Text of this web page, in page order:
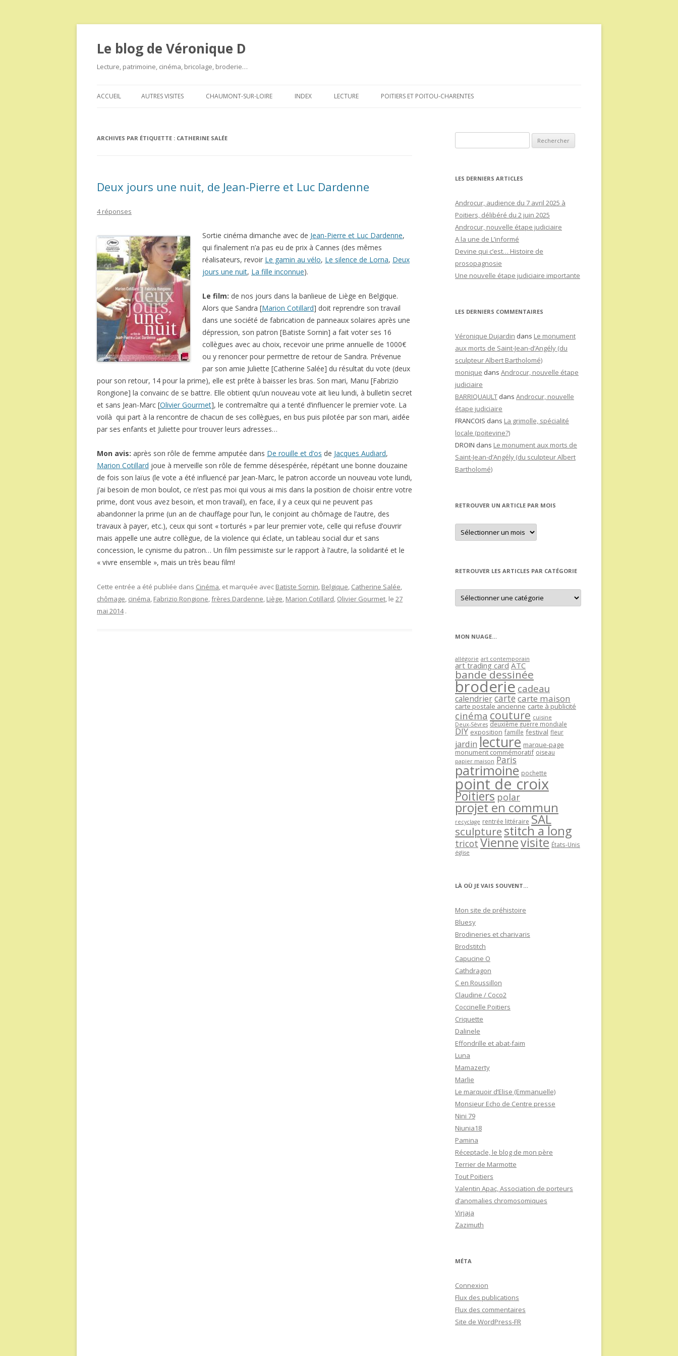
Le blog de Véronique D
Lecture, patrimoine, cinéma, bricolage, broderie…
au
ACCUEIL AUTRES VISITES CHAUMONT-SUR-LOIRE INDEX LECTURE POITIERS ET POITOU-CHARENTES
ARCHIVES PAR ÉTIQUETTE : CATHERINE SALÉE
Deux jours une nuit, de Jean-Pierre et Luc Dardenne
4 réponses
Sortie cinéma dimanche avec de Jean-Pierre et Luc Dardenne,
qui finalement n’a pas eu de prix à Cannes (des mêmes
réalisateurs, revoir Le gamin au vélo, Le silence de Lorna, Deux
jours une nuit, La fille inconnue).
Le film: de nos jours dans la banlieue de Liège en Belgique.
Alors que Sandra [Marion Cotillard] doit reprendre son travail
dans une société de fabrication de panneaux solaires après une
dépression, son patron [Batiste Sornin] a fait voter ses 16
collègues avec au choix, recevoir une prime annuelle de 1000€
ou y renoncer pour permettre de retour de Sandra. Prévenue
par son amie Juliette [Catherine Salée] du résultat du vote (deux
pour son retour, 14 pour la prime), elle est prête à baisser les bras. Son mari, Manu [Fabrizio
Rongione] la convainc de se battre. Elle obtient qu’un nouveau vote ait lieu lundi, à bulletin secret
et sans Jean-Marc [Olivier Gourmet], le contremaître qui a tenté d’influencer le premier vote. La
voilà qui part à la rencontre de chacun de ses collègues, en bus puis pilotée par son mari, aidée
par ses enfants et Juliette pour trouver leurs adresses…
Mon avis: après son rôle de femme amputée dans De rouille et d’os de Jacques Audiard,
Marion Cotillard joue à merveille son rôle de femme désespérée, répétant une bonne douzaine
de fois son laïus (le vote a été influencé par Jean-Marc, le patron accorde un nouveau vote lundi,
j’ai besoin de mon boulot, ce n’est pas moi qui vous ai mis dans la position de choisir entre votre
prime, dont vous avez besoin, et mon travail), en face, il y a ceux qui ne peuvent pas
abandonner la prime (un an de chauffage pour l’un, le conjoint au chômage de l’autre, des
travaux à payer, etc.), ceux qui sont « torturés » par leur premier vote, celle qui refuse d’ouvrir
mais appelle une autre collègue, de la violence qui éclate, un tableau social dur et sans
concession, le cynisme du patron… Un film pessimiste sur le rapport à l’autre, la solidarité et le
« vivre ensemble », mais un très beau film!
Cette entrée a été publiée dans Cinéma, et marquée avec Batiste Sornin, Belgique, Catherine Salée,
chômage, cinéma, Fabrizio Rongione,frères Dardenne, Liège, Marion Cotillard, Olivier Gourmet, le 27
mai 2014 .
LES DERNIERS ARTICLES
Androcur, audience du 7 avril 2025 à
Poitiers, délibéré du 2 juin 2025
Androcur, nouvelle étape judiciaire
A la une de L’informé
Devine qui c’est… Histoire de
prosopagnosie
Une nouvelle étape judiciaire importante
LES DERNIERS COMMENTAIRES
Véronique Dujardin dans Le monument
aux morts de Saint-Jean-d’Angély (du
sculpteur Albert Bartholomé)
monique dans Androcur, nouvelle étape
judiciaire
BARRIQUAULT dans Androcur, nouvelle
étape judiciaire
FRANCOIS dans La grimolle, spécialité
locale (poitevine?)
DROIN dans Le monument aux morts de
Saint-Jean-d’Angély (du sculpteur Albert
Bartholomé)
RETROUVER UN ARTICLE PAR MOIS
Retrouver
un
article
RETROUVER LES ARTICLES PAR CATÉGORIE
Retrouver
les
articles
MON NUAGE…
allégorie art contemporain
art trading card ATC
bande dessinée
broderie cadeau
calendriercartecarte maison
carte postale ancienne carte à publicité
cinéma couture cuisine
Deux-Sèvres deuxième guerre mondiale
DIY exposition famille festival fleur
jardin lecture marque-page
monument commémoratif oiseau
papier maison Paris
patrimoine pochette
point de croix
Poitiers polar
projet en commun
recyclage rentrée littéraire SAL
sculpture stitch a long
tricot Viennevisite États-Unis
église
LÀ OÙ JE VAIS SOUVENT…
Mon site de préhistoire
Bluesy
Brodineries et charivaris
Brodstitch
Capucine O
Cathdragon
C en Roussillon
Claudine / Coco2
Coccinelle Poitiers
Criquette
Dalinele
Effondrille et abat-faim
Luna
Mamazerty
Marlie
Le marquoir d’Elise (Emmanuelle)
Monsieur Echo de Centre presse
Nini 79
Niunia18
Pamina
Réceptacle, le blog de mon père
Terrier de Marmotte
Tout Poitiers
Valentin Apac, Association de porteurs
d’anomalies chromosomiques
Virjaja
Zazimuth
MÉTA
Connexion
Flux des publications
Flux des commentaires
Site de WordPress-FR